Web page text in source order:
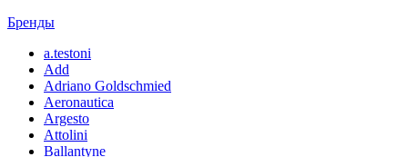
Бренды
a.testoni
Add
Adriano Goldschmied
Aeronautica
Argesto
Attolini
Ballantyne